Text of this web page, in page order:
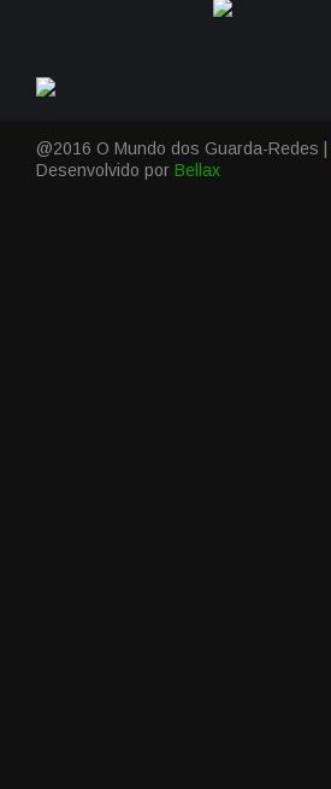
@2016 O Mundo dos Guarda-Redes |
Desenvolvido por Bellax